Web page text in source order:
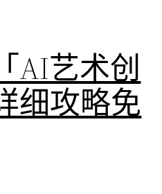
AI艺术创
细攻略免